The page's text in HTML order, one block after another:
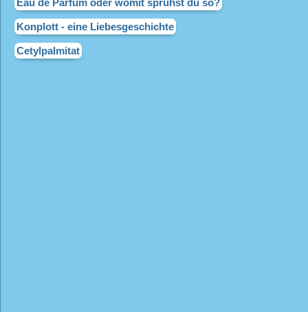
Konplott - eine Liebesgeschichte
Cetylpalmitat
Wissenswertes
FAQ